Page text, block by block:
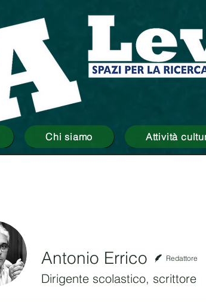
Chi siamo Attività
Antonio Errico Redattore
Dirigente scolastico, scrittore